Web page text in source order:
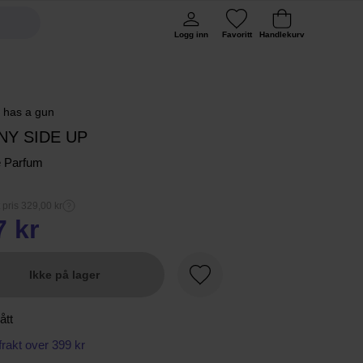
Logg inn Favoritt Handlekurv
has a gun
SIDE UP
Parfum
pris 329,00 kr
kr
Ikke på lager
Favoritt
over 399 kr